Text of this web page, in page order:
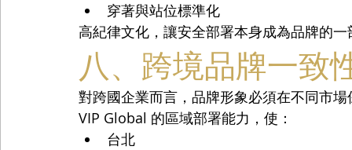
穿著與站位標準化
高紀律文化，讓安全部署本身成為品牌的一
八、跨境品牌一致
對跨國企業而言，品牌形象必須在不同市
VIP Global 的區域部署能力，使：
台北